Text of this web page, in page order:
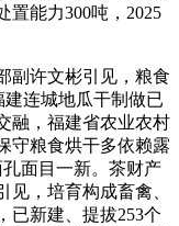
置能力300吨，2025
许文彬引见，粮食
建连城地瓜干制做已
融，福建省农业农村
守粮食烘干多依赖露
面目一新。茶财产
见，培育构成畜禽、
已新建、提拔253个